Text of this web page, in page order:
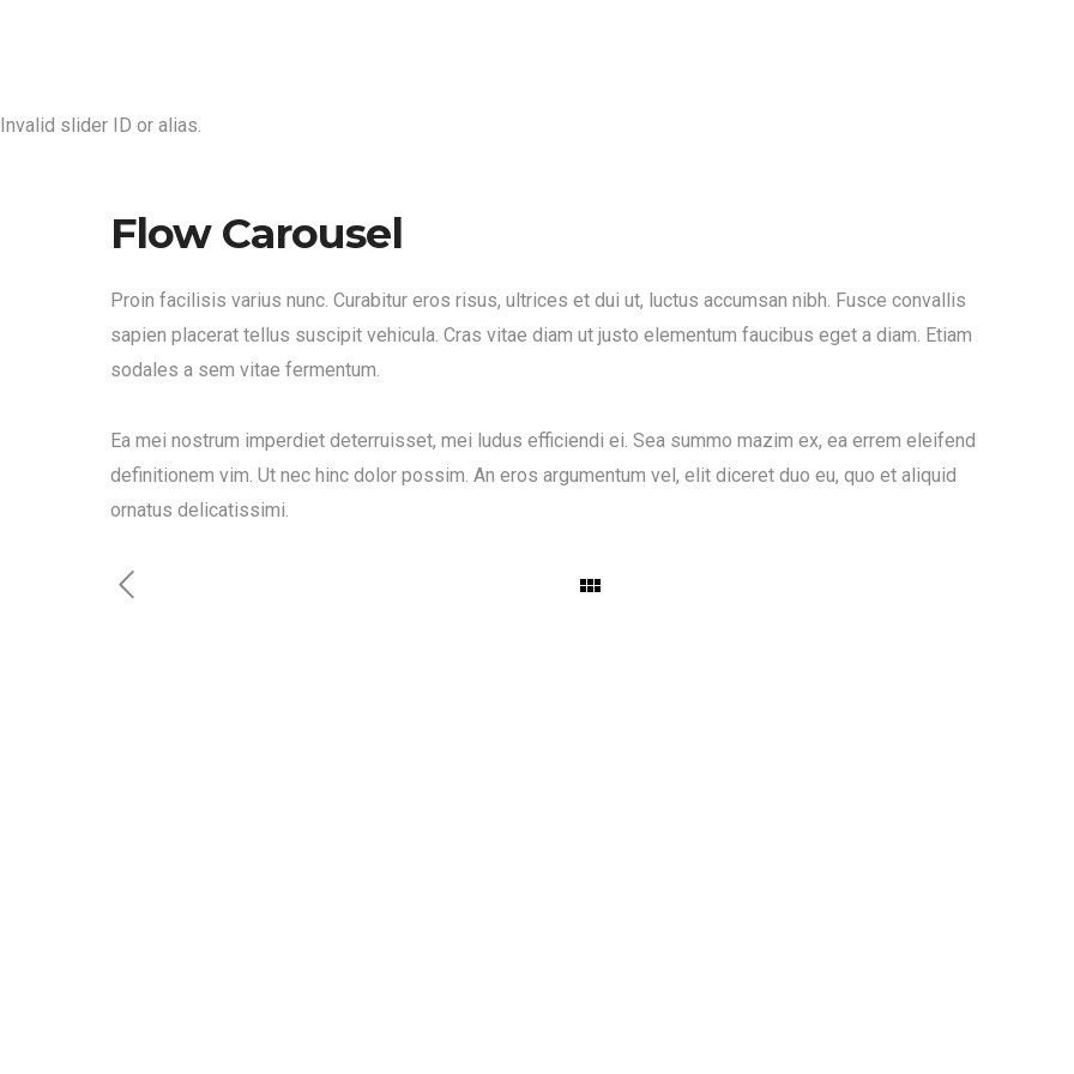
Invalid slider ID or alias.
Flow Carousel
Proin facilisis varius nunc. Curabitur eros risus, ultrices et dui ut, luctus accumsan nibh. Fusce convallis
sapien placerat tellus suscipit vehicula. Cras vitae diam ut justo elementum faucibus eget a diam. Etiam
sodales a sem vitae fermentum.
Ea mei nostrum imperdiet deterruisset, mei ludus efficiendi ei. Sea summo mazim ex, ea errem eleifend
definitionem vim. Ut nec hinc dolor possim. An eros argumentum vel, elit diceret duo eu, quo et aliquid
ornatus delicatissimi.